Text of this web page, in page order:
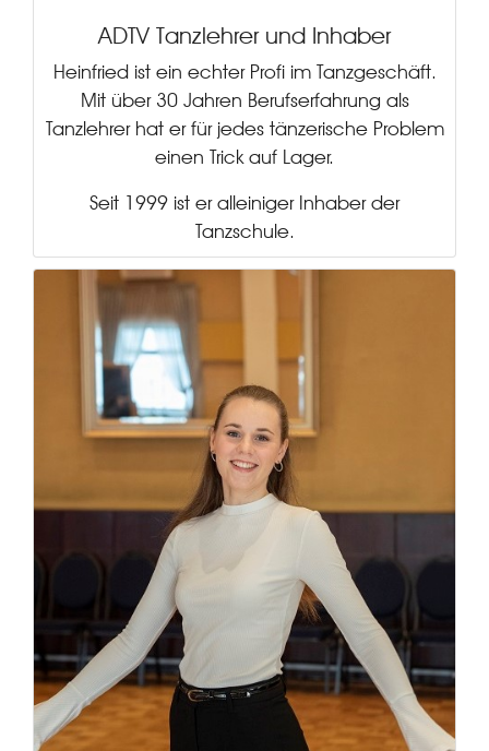
ADTV Tanzlehrer und Inhaber
Heinfried ist ein echter Profi im Tanzgeschäft.
Mit über 30 Jahren Berufserfahrung als
Tanzlehrer hat er für jedes tänzerische Problem
einen Trick auf Lager.
Seit 1999 ist er alleiniger Inhaber der
Tanzschule.